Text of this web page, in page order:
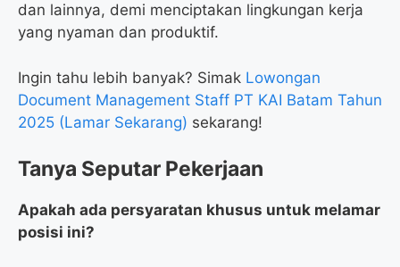
dan lainnya, demi menciptakan lingkungan kerja
yang nyaman dan produktif.
Ingin tahu lebih banyak? Simak Lowongan
Document Management Staff PT KAI Batam Tahun
2025 (Lamar Sekarang) sekarang!
Tanya Seputar Pekerjaan
Apakah ada persyaratan khusus untuk melamar
posisi ini?